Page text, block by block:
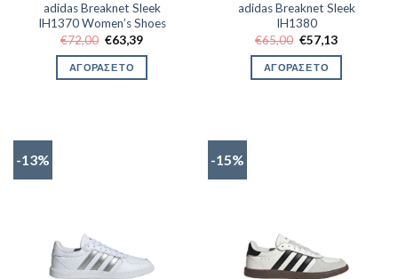
adidas Breaknet Sleek
IH1370 Women’s Shoes
€72,00 Original
price
was:
€72,00.
€63,39Η
τιμή
€63,39.
ΑΓΟΡΑΣΕ ΤΟ
adidas Breaknet Sleek
IH1380
€65,00 Original
price
was:
€65,00.
€57,13Η
τιμή
€57,13.
ΑΓΟΡΑΣΕ ΤΟ
-13% -15%